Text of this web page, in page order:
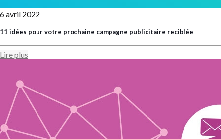
6 avril 2022
11 idées pour votre prochaine campagne publicitaire reciblée
Lire plus